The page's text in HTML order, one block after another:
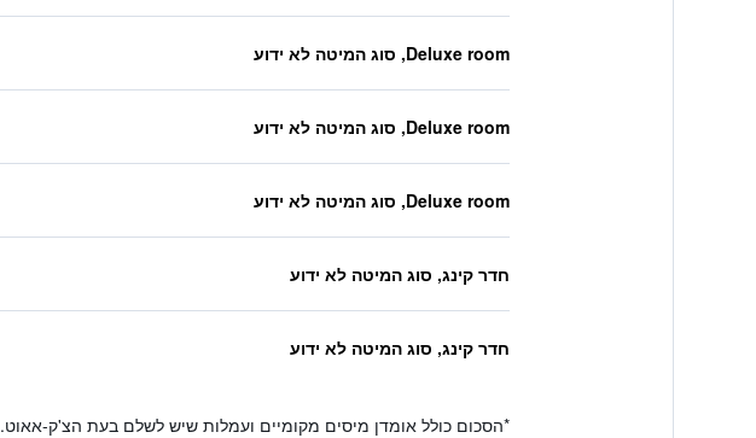
Deluxe room, סוג המיטה לא ידוע
Deluxe room, סוג המיטה לא ידוע
Deluxe room, סוג המיטה לא ידוע
חדר קינג, סוג המיטה לא ידוע
חדר קינג, סוג המיטה לא ידוע
*הסכום כולל אומדן מיסים מקומיים ועמלות שיש לשלם בעת הצ'ק-אאוט.